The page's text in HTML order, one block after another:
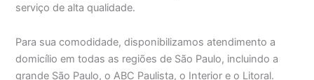
serviço de alta qualidade.
Para sua comodidade, disponibilizamos atendimento a
domicílio em todas as regiões de São Paulo, incluindo a
grande São Paulo, o ABC Paulista, o Interior e o Litoral.